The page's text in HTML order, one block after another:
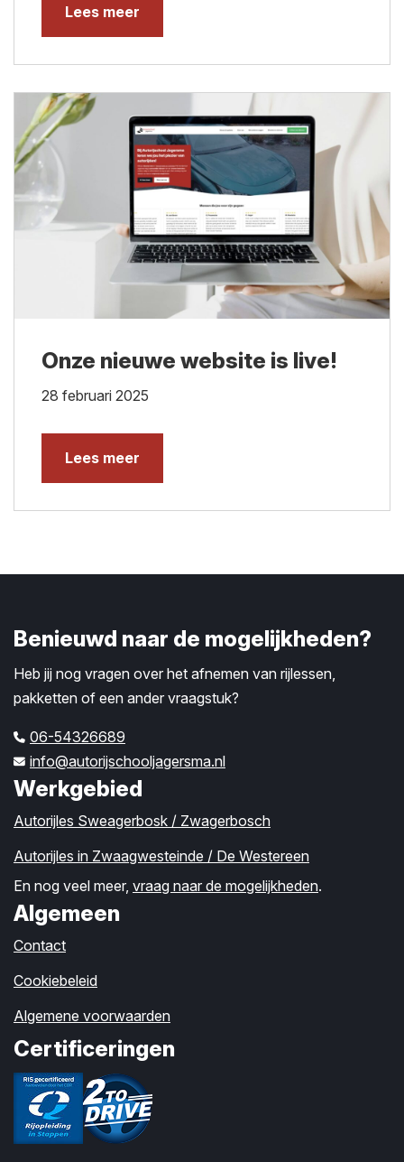
Lees meer
Onze nieuwe website is live!
28 februari 2025
Lees meer
Benieuwd naar de mogelijkheden?
Heb jij nog vragen over het afnemen van rijlessen,
pakketten of een ander vraagstuk?
06-54326689
info@autorijschooljagersma.nl
Werkgebied
Autorijles Sweagerbosk / Zwagerbosch
Autorijles in Zwaagwesteinde / De Westereen
En nog veel meer, vraag naar de mogelijkheden.
Algemeen
Contact
Cookiebeleid
Algemene voorwaarden
Certificeringen